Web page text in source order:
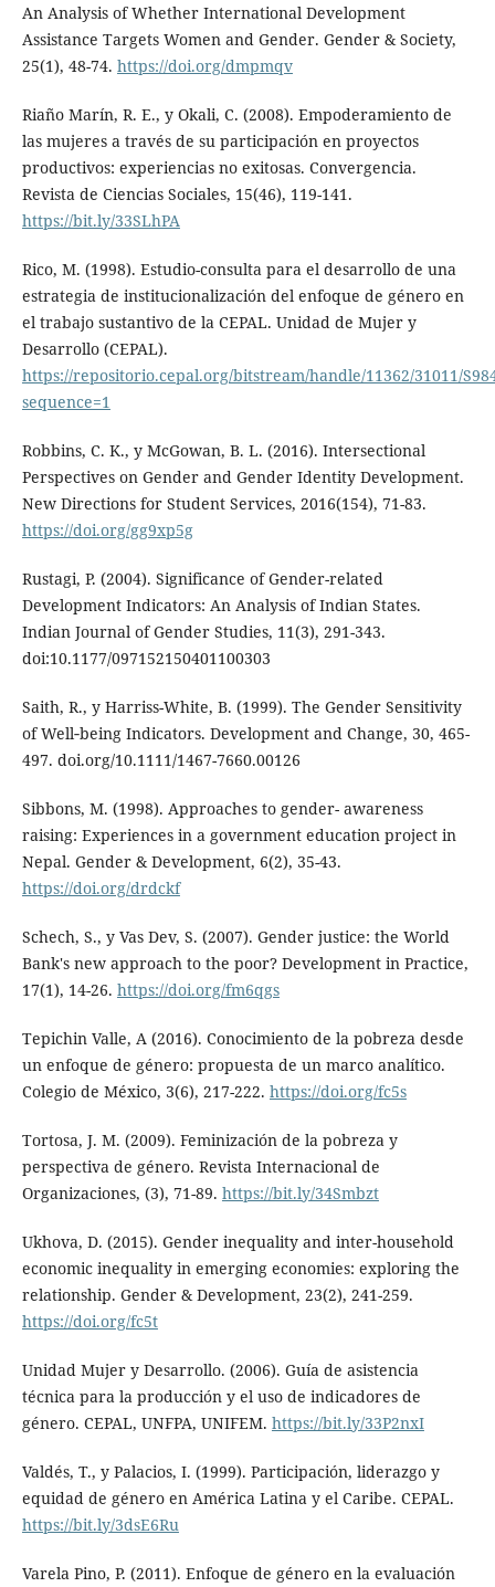
An Analysis of Whether International Development
Assistance Targets Women and Gender. Gender & Society,
25(1), 48-74. https://doi.org/dmpmqv
Riaño Marín, R. E., y Okali, C. (2008). Empoderamiento de
las mujeres a través de su participación en proyectos
productivos: experiencias no exitosas. Convergencia.
Revista de Ciencias Sociales, 15(46), 119-141.
https://bit.ly/33SLhPA
Rico, M. (1998). Estudio-consulta para el desarrollo de una
estrategia de institucionalización del enfoque de género en
el trabajo sustantivo de la CEPAL. Unidad de Mujer y
Desarrollo (CEPAL).
https://repositorio.cepal.org/bitstream/handle/11362/31011/
sequence=1
Robbins, C. K., y McGowan, B. L. (2016). Intersectional
Perspectives on Gender and Gender Identity Development.
New Directions for Student Services, 2016(154), 71-83.
https://doi.org/gg9xp5g
Rustagi, P. (2004). Significance of Gender-related
Development Indicators: An Analysis of Indian States.
Indian Journal of Gender Studies, 11(3), 291-343.
doi:10.1177/097152150401100303
Saith, R., y Harriss-White, B. (1999). The Gender Sensitivity
of Well‐being Indicators. Development and Change, 30, 465-
497. doi.org/10.1111/1467-7660.00126
Sibbons, M. (1998). Approaches to gender- awareness
raising: Experiences in a government education project in
Nepal. Gender & Development, 6(2), 35-43.
https://doi.org/drdckf
Schech, S., y Vas Dev, S. (2007). Gender justice: the World
Bank's new approach to the poor? Development in Practice,
17(1), 14-26. https://doi.org/fm6qgs
Tepichin Valle, A (2016). Conocimiento de la pobreza desde
un enfoque de género: propuesta de un marco analítico.
Colegio de México, 3(6), 217-222. https://doi.org/fc5s
Tortosa, J. M. (2009). Feminización de la pobreza y
perspectiva de género. Revista Internacional de
Organizaciones, (3), 71-89. https://bit.ly/34Smbzt
Ukhova, D. (2015). Gender inequality and inter-household
economic inequality in emerging economies: exploring the
relationship. Gender & Development, 23(2), 241-259.
https://doi.org/fc5t
Unidad Mujer y Desarrollo. (2006). Guía de asistencia
técnica para la producción y el uso de indicadores de
género. CEPAL, UNFPA, UNIFEM. https://bit.ly/33P2nxI
Valdés, T., y Palacios, I. (1999). Participación, liderazgo y
equidad de género en América Latina y el Caribe. CEPAL.
https://bit.ly/3dsE6Ru
Varela Pino, P. (2011). Enfoque de género en la evaluación